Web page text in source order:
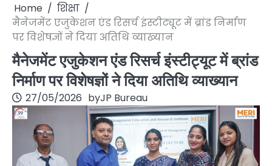
Home
शिक्षा
मैनेजमेंट एजुकेशन एंड रिसर्च इंस्टीट्यूट में ब्रांड निर्माण
पर विशेषज्ञों ने दिया अतिथि व्याख्यान
मैनेजमेंट एजुकेशन एंड रिसर्च इंस्टीट्यूट में ब्रांड
निर्माण पर विशेषज्ञों ने दिया अतिथि व्याख्यान
27/05/2026 byJP Bureau